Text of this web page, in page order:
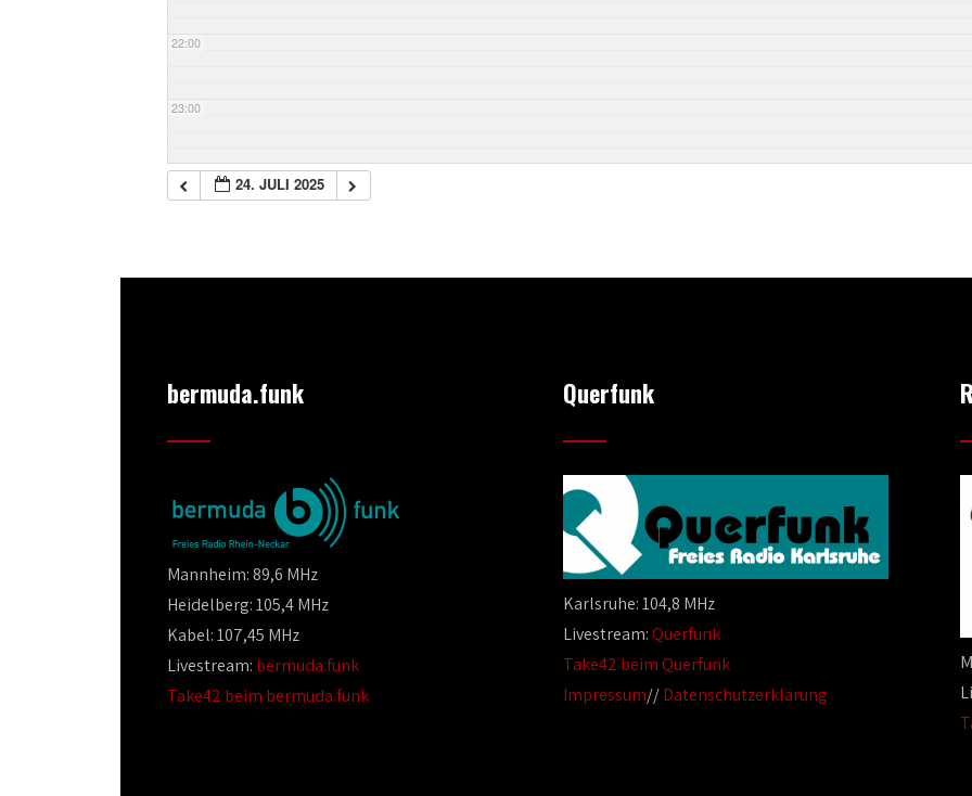
22:00
23:00
24. JULI 2025
bermuda.funk
Mannheim: 89,6 MHz
Heidelberg: 105,4 MHz
Kabel: 107,45 MHz
Livestream: bermuda.funk
Take42 beim bermuda.funk
Querfunk
Karlsruhe: 104,8 MHz
Livestream:Querfunk
Take42 beim Querfunk
Impressum//Datenschutzerklärung